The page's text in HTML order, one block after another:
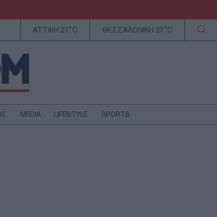
ΑΤΤΙΚΗ 27°C ΘΕΣΣΑΛΟΝΙΚΗ 27°C
MEDIA LIFESTYLE SPORTS